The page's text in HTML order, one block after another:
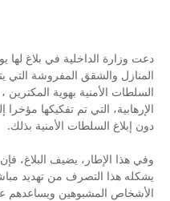
المنازل والشقق المفروشة التي
السلطات الأمنية بهوية
الإرهابية، التي تم تفكيكها
دون إبلاغ السلطات الأمنية بذلك.
وفي هذا الإطار، يضيف البلاغ، فإن
يشكله هذا التصرف من تهديد
الأشخاص المشبوهين ويساعدهم